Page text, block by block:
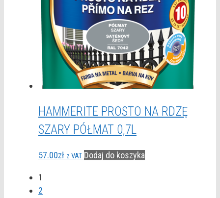
HAMMERITE PROSTO NA RDZĘ
SZARY PÓŁMAT 0,7L
57.00zł z VAT Dodaj do koszyka
1
2